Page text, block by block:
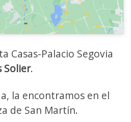
Casas-Palacio Segovia
Solier.
la encontramos en el
de San Martín.